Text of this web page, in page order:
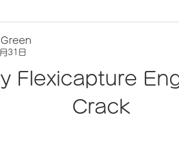
31日
Flexicapture
Crack